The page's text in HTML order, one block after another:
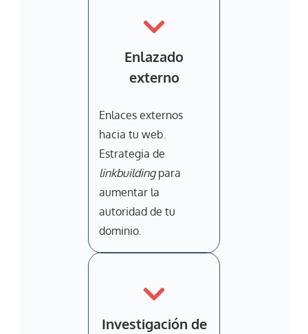
Enlazado
externo
Enlaces externos
hacia tu web.
Estrategia de
linkbuildingpara
aumentar la
autoridad de tu
dominio.
Investigación de